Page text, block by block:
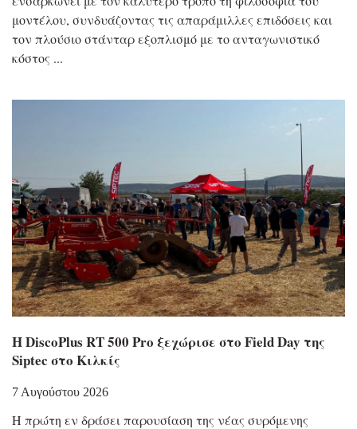
μοντέλου, συνδυάζοντας τις απαράμιλλες επιδόσεις και
τον πλούσιο στάνταρ εξοπλισμό με το ανταγωνιστικό
κόστος
Η DiscoPlus RT 500 Pro ξεχώρισε στο Field Day της
Siptec στο Κιλκίς
7 Αυγούστου 2026
Η πρώτη εν δράσει παρουσίαση της νέας συρόμενης